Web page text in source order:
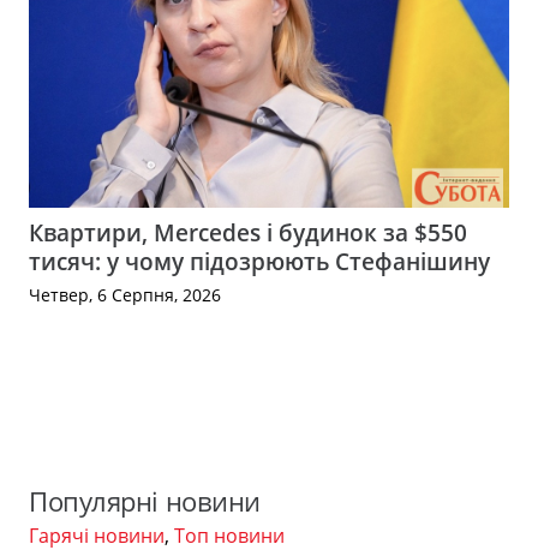
Квартири, Mercedes і будинок за $550
тисяч: у чому підозрюють Стефанішину
Четвер, 6 Серпня, 2026
Популярні новини
Гарячі новини, Топ новини